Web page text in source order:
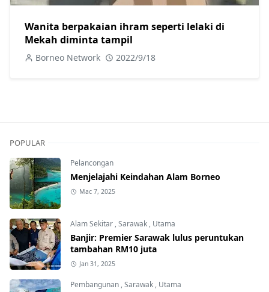
Wanita berpakaian ihram seperti lelaki di
Mekah diminta tampil
Borneo Network 2022/9/18
POPULAR
Pelancongan
Menjelajahi Keindahan Alam Borneo
Mac 7, 2025
Alam Sekitar ,Sarawak , Utama
Banjir: Premier Sarawak lulus peruntukan
tambahan RM10 juta
Jan 31, 2025
Pembangunan ,Sarawak , Utama